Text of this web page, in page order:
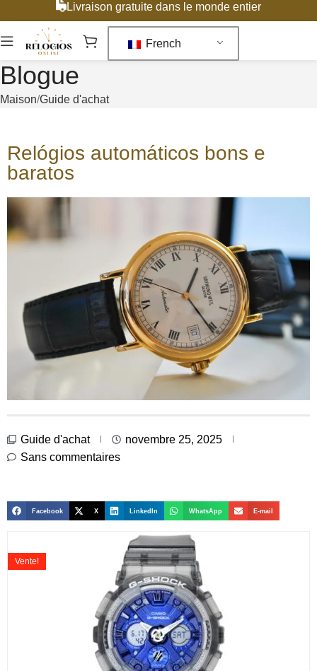
Livraison gratuite dans le monde entier
French
Blogue
Maison Guide d'achat
Relógios automáticos bons e
baratos
Guide d'achat
novembre 25, 2025
Sans commentaires
Facebook X LinkedIn WhatsApp E-mail
Vente!